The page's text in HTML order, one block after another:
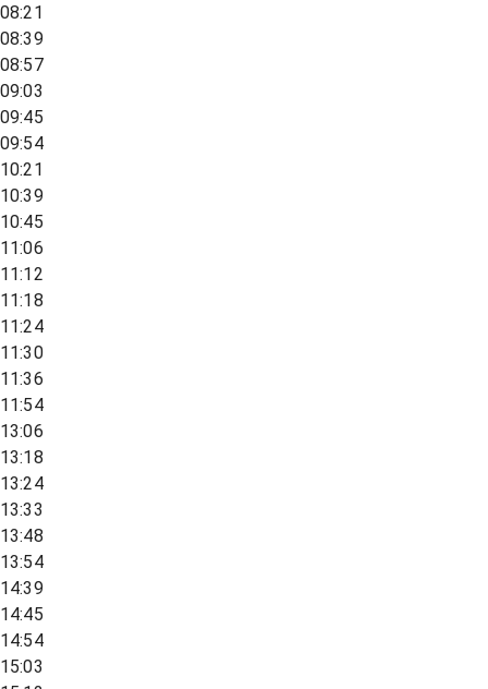
08:21
08:39
08:57
09:03
09:45
09:54
10:21
10:39
10:45
11:06
11:12
11:18
11:24
11:30
11:36
11:54
13:06
13:18
13:24
13:33
13:48
13:54
14:39
14:45
14:54
15:03